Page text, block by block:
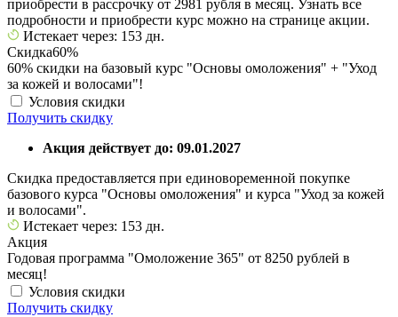
приобрести в рассрочку от 2981 рубля в месяц. Узнать все
подробности и приобрести курс можно на странице акции.
Истекает через: 153 дн.
Скидка60%
60% скидки на базовый курс "Основы омоложения" + "Уход
за кожей и волосами"!
Условия скидки
Получить скидку
Акция действует до: 09.01.2027
Скидка предоставляется при единовоременной покупке
базового курса "Основы омоложения" и курса "Уход за кожей
и волосами".
Истекает через: 153 дн.
Акция
Годовая программа "Омоложение 365" от 8250 рублей в
месяц!
Условия скидки
Получить скидку